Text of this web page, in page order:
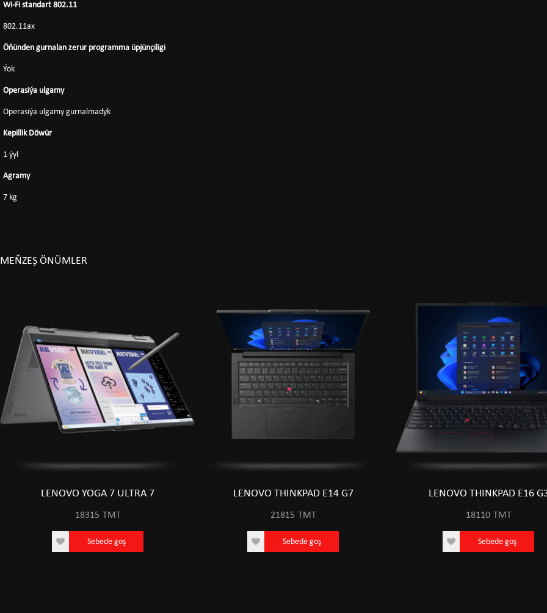
Wi-Fi standart 802.11
802.11ax
Öňünden gurnalan zerur programma üpjünçiligi
Ýok
Operasiýa ulgamy
Operasiýa ulgamy gurnalmadyk
Kepillik Döwür
1 ýyl
Agramy
7 kg
MEŇZEŞ ÖNÜMLER
LENOVO YOGA 7 ULTRA 7
18315 TMT
Sebede goş
LENOVO THINKPAD E14 G7
21815 TMT
Sebede goş
LENOVO THINKPAD E16
18110 TMT
Sebede goş